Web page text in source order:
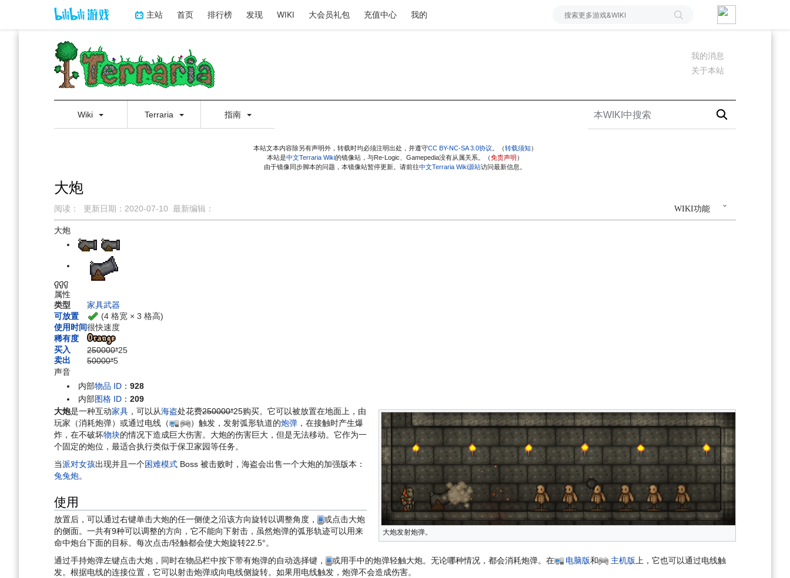
主站 首页 排行榜 发现 WIKI 大会员礼包 充值中心 我的
我的消息
关于本站
Wiki Terraria 指南
本站文本内容除另有声明外，转载时均必须注明出处，并遵守CC BY-NC-SA 3.0协议 。（转载须知 ）
本站是中文Terraria Wiki的镜像站，与Re-Logic、Gamepedia没有从属关系。（免责声明 ）
由于镜像同步脚本的问题，本镜像站暂停更新。请前往中文Terraria Wiki源站访问最新信息。
大炮
WIKI功能
阅读： 更新日期： 2020-07-10 最新编辑：
跳
跳
大炮
属性
类型
家具武器
可放置
(4 格宽 × 3 格高)
使用时间很快速度
稀有度
买入
250000*25
卖出
50000*5
声音
内部物品 ID ：928
内部图格 ID ：209
大炮发射炮弹。
大炮是一种互动家具 ，可以从海盗处花费250000*25购买。它可以被放置在地面上，由
玩家（消耗炮弹）或通过电线（
）触发，发射弧形轨道的炮弹 ，在接触时产生爆
炸，在不破坏物块的情况下造成巨大伤害。大炮的伤害巨大，但是无法移动。它作为一
个固定的炮位，最适合执行类似于保卫家园等任务。
当派对女孩出现并且一个困难模式 Boss 被击败时，海盗会出售一个大炮的加强版本：
兔兔炮。
使用
放置后，可以通过右键单击大炮的任一侧使之沿该方向旋转以调整角度，
或点击大炮
的侧面。一共有9种可以调整的方向，它不能向下射击，虽然炮弹的弧形轨迹可以用来
命中炮台下面的目标。每次点击/轻触都会使大炮旋转22.5°。
通过手持炮弹左键点击大炮，同时在物品栏中按下带有炮弹的自动选择键，
或用手中的炮弹轻触大炮。无论哪种情况，都会消耗炮弹。在 电脑版和 主机版 上，它也可以通过电线触
发。根据电线的连接位置，它可以射击炮弹或向电线侧旋转。如果用电线触发，炮弹不会造成伤害。